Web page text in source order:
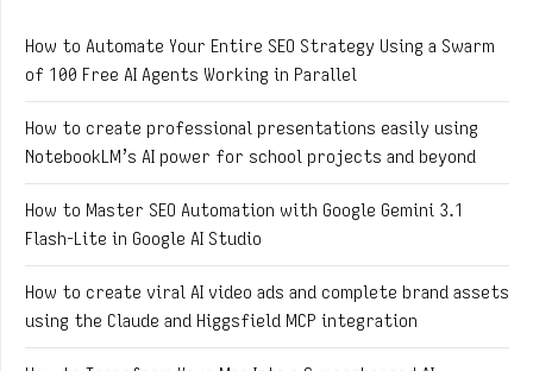
How to Automate Your Entire SEO Strategy Using a Swarm
of 100 Free AI Agents Working in Parallel
How to create professional presentations easily using
NotebookLM’s AI power for school projects and beyond
How to Master SEO Automation with Google Gemini 3.1
Flash-Lite in Google AI Studio
How to create viral AI video ads and complete brand assets
using the Claude and Higgsfield MCP integration